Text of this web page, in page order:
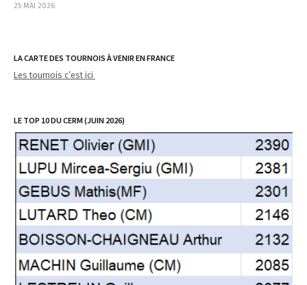
25 MAI 2026
LA CARTE DES TOURNOIS À VENIR EN FRANCE
Les tournois c’est ici
LE TOP 10 DU CERM (JUIN 2026)